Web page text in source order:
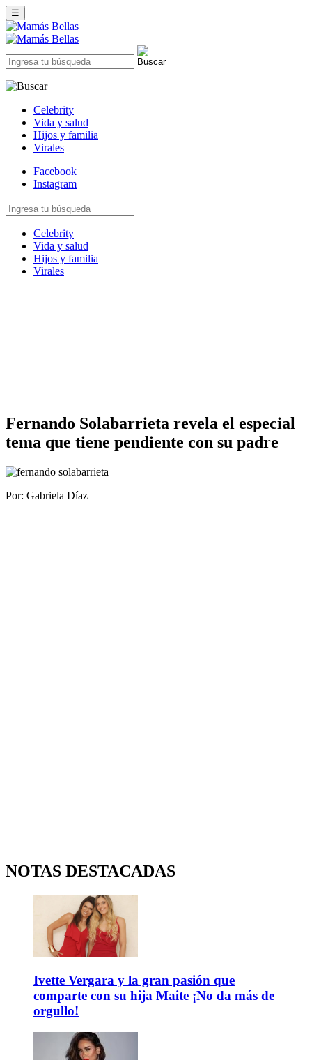
☰
Celebrity
Vida y salud
Hijos y familia
Virales
Facebook
Instagram
Celebrity
Vida y salud
Hijos y familia
Virales
Fernando Solabarrieta revela el especial
tema que tiene pendiente con su padre
Por: Gabriela Díaz
NOTAS DESTACADAS
Ivette Vergara y la gran pasión que
comparte con su hija Maite ¡No da más de
orgullo!